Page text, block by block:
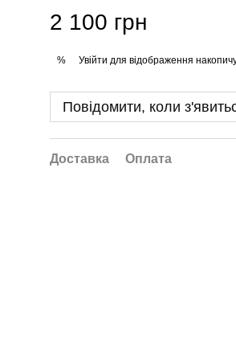
2 100 грн
% Увійти для відображення
Повідомити, коли
Доставка Оплата